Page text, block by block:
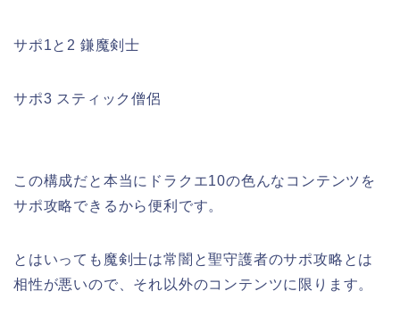
サポ1と2 鎌魔剣士
サポ3 スティック僧侶
この構成だと本当にドラクエ10の色んなコンテンツを
サポ攻略できるから便利です。
とはいっても魔剣士は常闇と聖守護者のサポ攻略とは
相性が悪いので、それ以外のコンテンツに限ります。